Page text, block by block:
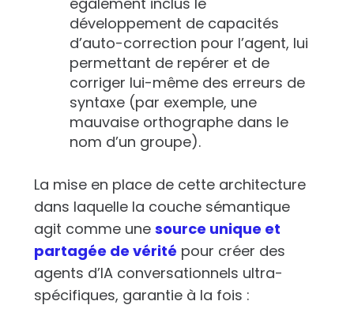
développement de capacités
d’auto-correction pour l’agent, lui
permettant de repérer et de
corriger lui-même des erreurs de
syntaxe (par exemple, une
mauvaise orthographe dans le
nom d’un groupe).
La mise en place de cette architecture
dans laquelle la couche sémantique
agit comme une source unique et
partagée de vérité pour créer des
agents d’IA conversationnels ultra-
spécifiques, garantie à la fois :